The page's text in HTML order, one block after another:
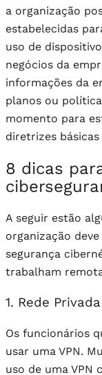
a organização
estabelecidas
uso de
negócios da
informações da
planos ou
momento para
diretrizes
8 dicas
A seguir estão
organização
segurança
trabalham
1. Rede
Os funcionários
usar uma VPN.
uso de uma VPN